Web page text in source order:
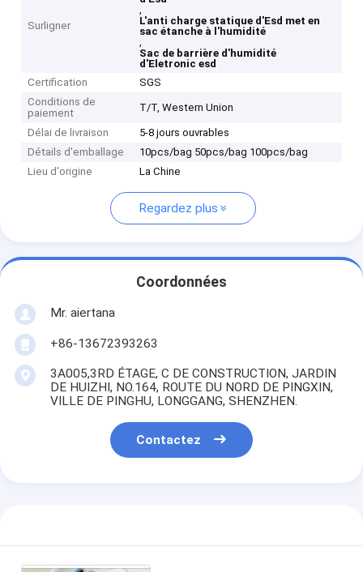
Surligner
,
L'anti charge statique d'Esd met en
sac étanche à l'humidité
,
Sac de barrière d'humidité
d'Eletronic esd
Certification
SGS
Conditions de
paiement
T/T, Western Union
Délai de livraison
5-8 jours ouvrables
Détails d'emballage
10pcs/bag 50pcs/bag 100pcs/bag
Lieu d'origine
La Chine
Regardez plus
Coordonnées
Mr. aiertana
+86-13672393263
3A005,3RD ÉTAGE, C DE CONSTRUCTION, JARDIN
DE HUIZHI, NO.164, ROUTE DU NORD DE PINGXIN,
VILLE DE PINGHU, LONGGANG, SHENZHEN.
Contactez